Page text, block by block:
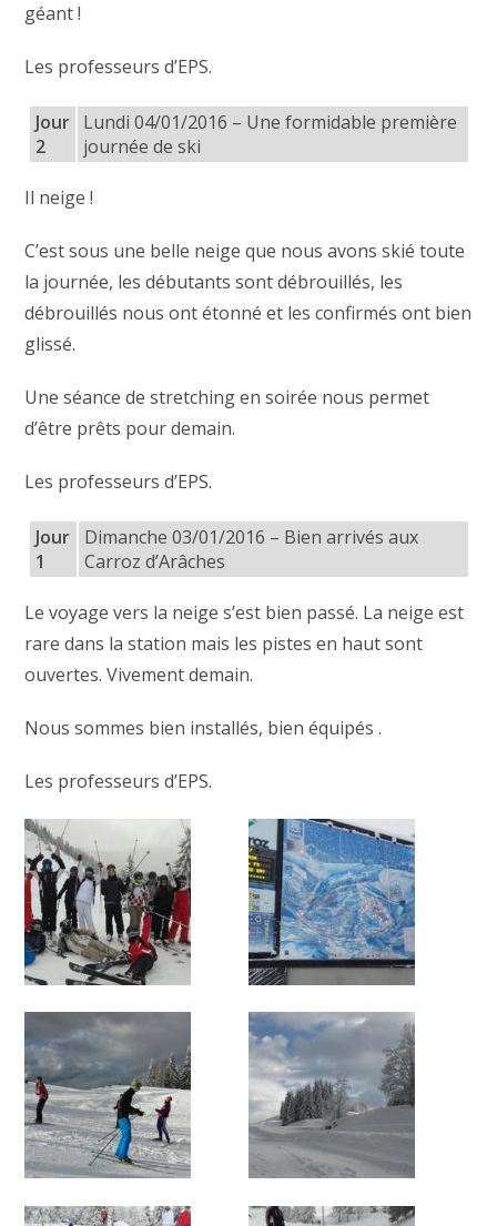
géant !
Les professeurs d’EPS.
Jour
2
Lundi 04/01/2016 – Une formidable première
journée de ski
Il neige !
C’est sous une belle neige que nous avons skié toute
la journée, les débutants sont débrouillés, les
débrouillés nous ont étonné et les confirmés ont bien
glissé.
Une séance de stretching en soirée nous permet
d’être prêts pour demain.
Les professeurs d’EPS.
Jour
1
Dimanche 03/01/2016 – Bien arrivés aux
Carroz d’Arâches
Le voyage vers la neige s’est bien passé. La neige est
rare dans la station mais les pistes en haut sont
ouvertes. Vivement demain.
Nous sommes bien installés, bien équipés .
Les professeurs d’EPS.